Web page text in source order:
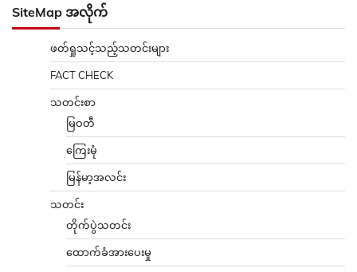
SiteMap အလိုက်
ဖတ်ရှုသင့်သည့်သတင်းများ
FACT CHECK
သတင်းစာ
မြဝတီ
ကြေးမုံ
မြန်မာ့အလင်း
သတင်း
တိုက်ပွဲသတင်း
ထောက်ခံအားပေးမှု